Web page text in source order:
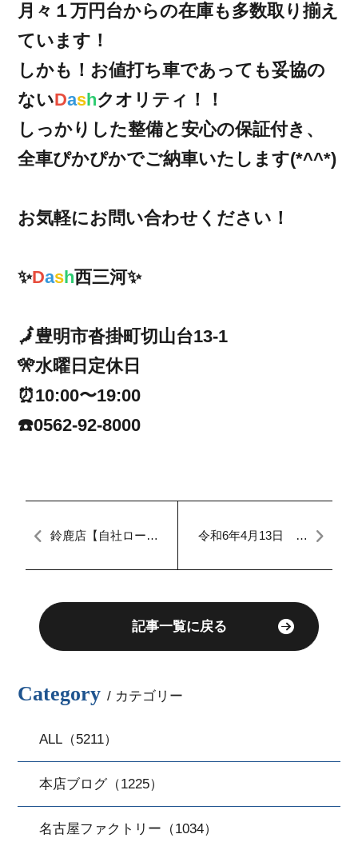
月々１万円台からの在庫も多数取り揃え
ています！
しかも！お値打ち車であっても妥協の
ないDashクオリティ！！
しっかりした整備と安心の保証付き、
全車ぴかぴかでご納車いたします(*^^*)
お気軽にお問い合わせください！
✨Dash西三河✨
🗾豊明市沓掛町切山台13-1
🎌水曜日定休日
⏰10:00〜19:00
☎️0562-92-8000
鈴鹿店【自社ローン
い
令和6年4月13日 本
記事一覧に戻る
Category / カテゴリー
ALL（5211）
本店ブログ（1225）
名古屋ファクトリー（1034）